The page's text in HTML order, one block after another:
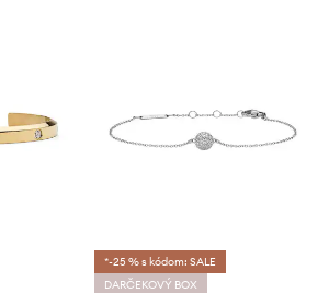
*-25 % s kódom: SALE
DARČEKOVÝ BOX